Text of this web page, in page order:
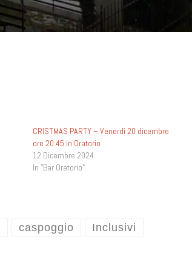
CRISTMAS PARTY – Venerdì 20 dicembre
ore 20:45 in Oratorio
12 Dicembre 2024
In "Bar Oratorio"
caspoggio Inclusivi